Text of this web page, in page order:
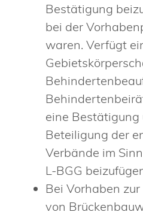
Bestätigung
bei der
waren. Verfügt
eine Bestätigung
Beteiligung der
Verbände im
L-BGG
Bei Vorhaben
von